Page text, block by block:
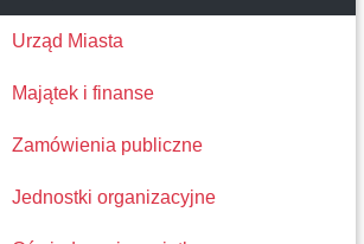
Urząd Miasta
Majątek i finanse
Zamówienia publiczne
Jednostki organizacyjne